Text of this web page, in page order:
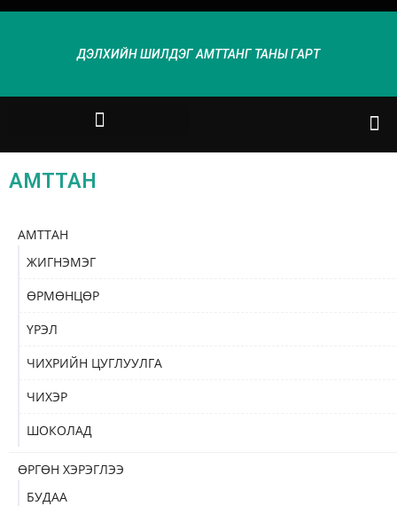
ДЭЛХИЙН ШИЛДЭГ АМТТАНГ ТАНЫ ГАРТ
АМТТАН
АМТТАН
ЖИГНЭМЭГ
ӨРМӨНЦӨР
ҮРЭЛ
ЧИХРИЙН ЦУГЛУУЛГА
ЧИХЭР
ШОКОЛАД
ӨРГӨН ХЭРЭГЛЭЭ
БУДАА